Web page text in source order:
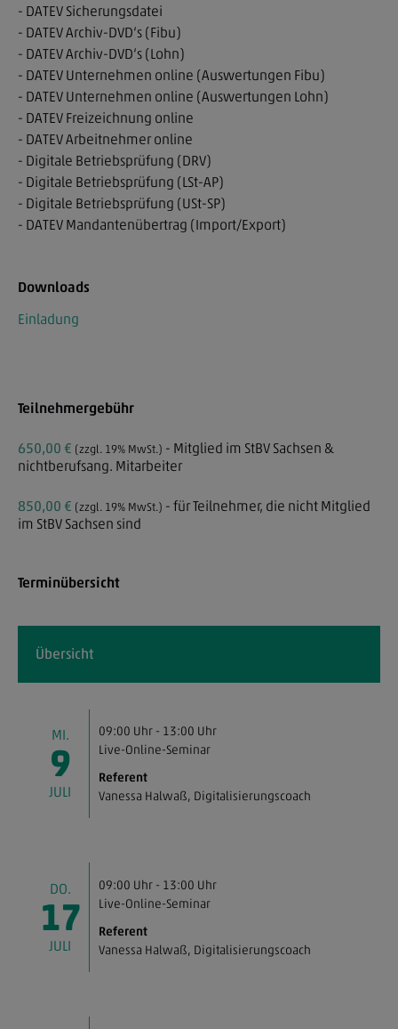
- DATEV Sicherungsdatei
- DATEV Archiv-DVD‘s (Fibu)
- DATEV Archiv-DVD‘s (Lohn)
- DATEV Unternehmen online (Auswertungen Fibu)
- DATEV Unternehmen online (Auswertungen Lohn)
- DATEV Freizeichnung online
- DATEV Arbeitnehmer online
- Digitale Betriebsprüfung (DRV)
- Digitale Betriebsprüfung (LSt-AP)
- Digitale Betriebsprüfung (USt-SP)
- DATEV Mandantenübertrag (Import/Export)
Downloads
Einladung
Teilnehmergebühr
650,00 € (zzgl. 19% MwSt.) - Mitglied im StBV Sachsen &
nichtberufsang. Mitarbeiter
850,00 € (zzgl. 19% MwSt.) - für Teilnehmer, die nicht Mitglied
im StBV Sachsen sind
Terminübersicht
Übersicht
MI.
9
JULI
09:00 Uhr - 13:00 Uhr
Live-Online-Seminar
Referent
Vanessa Halwaß, Digitalisierungscoach
DO.
17
JULI
09:00 Uhr - 13:00 Uhr
Live-Online-Seminar
Referent
Vanessa Halwaß, Digitalisierungscoach